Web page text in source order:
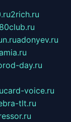
2rich.ru
adonyev.ru
day.ru
card-voice.ru
tlt.ru